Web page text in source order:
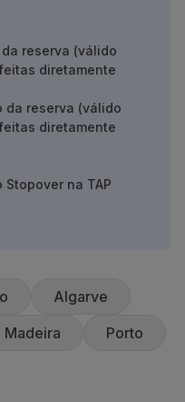
reserva (válido
diretamente
da reserva (válido
diretamente
na TAP
Algarve
Madeira Porto